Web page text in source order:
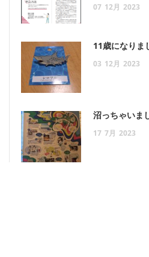
07 12月 2023
11歳になりま
03 12月 2023
沼っちゃいま
17 7月 2023